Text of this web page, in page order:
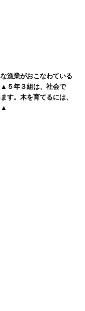
漁業がおこなわている
５年３組は、社会で
す。木を育てるには、
▲